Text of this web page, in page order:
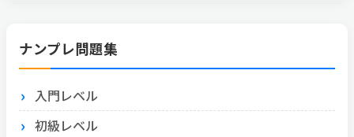
ナンプレ問題集
入門レベル
初級レベル